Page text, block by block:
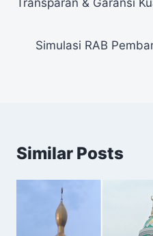
Simulasi RAB
Similar Posts